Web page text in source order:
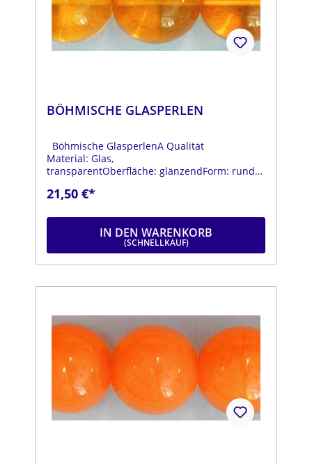
BÖHMISCHE GLASPERLEN
Böhmische GlasperlenA Qualität
Material: Glas,
transparentOberfläche: glänzendForm: rundFa
21,50 €*
IN DEN WARENKORB